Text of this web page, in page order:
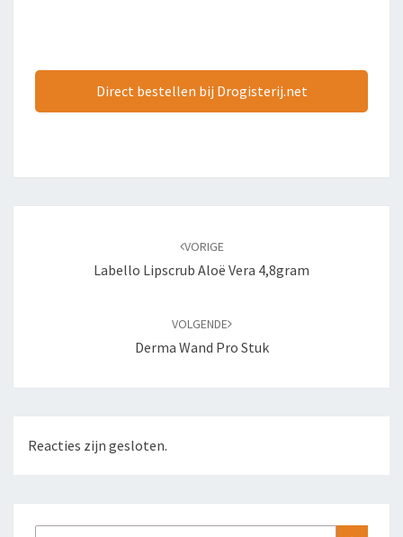
Direct bestellen bij Drogisterij.net
VORIGE
Labello Lipscrub Aloë Vera 4,8gram
VOLGENDE
Derma Wand Pro Stuk
Reacties zijn gesloten.